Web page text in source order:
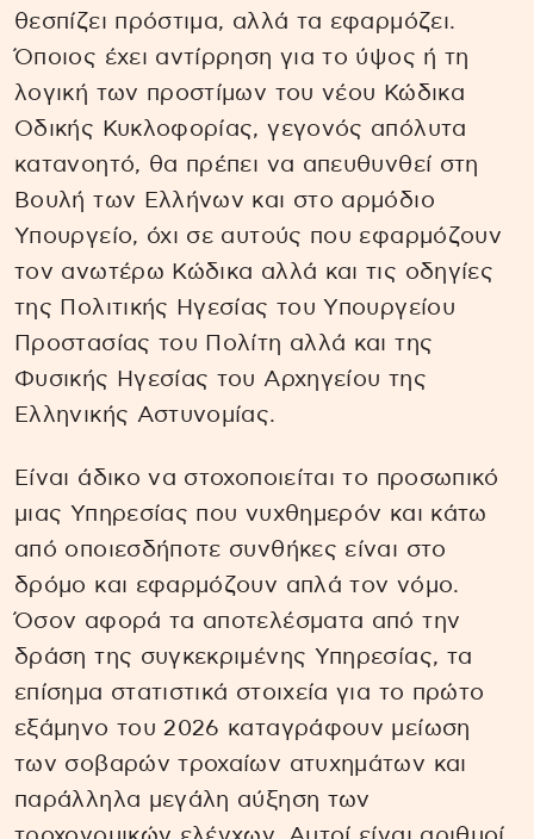
θεσπίζει πρόστιμα, αλλά τα εφαρμόζει.
Όποιος έχει αντίρρηση για το ύψος ή τη
λογική των προστίμων του νέου Κώδικα
Οδικής Κυκλοφορίας, γεγονός απόλυτα
κατανοητό, θα πρέπει να απευθυνθεί στη
Βουλή των Ελλήνων και στο αρμόδιο
Υπουργείο, όχι σε αυτούς που εφαρμόζουν
τον ανωτέρω Κώδικα αλλά και τις οδηγίες
της Πολιτικής Ηγεσίας του Υπουργείου
Προστασίας του Πολίτη αλλά και της
Φυσικής Ηγεσίας του Αρχηγείου της
Ελληνικής Αστυνομίας.
Είναι άδικο να στοχοποιείται το προσωπικό
μιας Υπηρεσίας που νυχθημερόν και κάτω
από οποιεσδήποτε συνθήκες είναι στο
δρόμο και εφαρμόζουν απλά τον νόμο.
Όσον αφορά τα αποτελέσματα από την
δράση της συγκεκριμένης Υπηρεσίας, τα
επίσημα στατιστικά στοιχεία για το πρώτο
εξάμηνο του 2026 καταγράφουν μείωση
των σοβαρών τροχαίων ατυχημάτων και
παράλληλα μεγάλη αύξηση των